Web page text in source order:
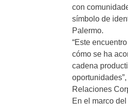
con
símbolo de
Palermo.
“Este
cómo se ha
cadena
Relaciones
En el marco